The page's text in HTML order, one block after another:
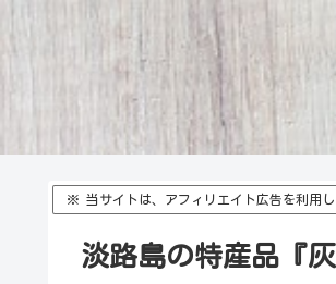
※ 当サイトは、アフィリエイト広告を利用し
淡路島の特産品『